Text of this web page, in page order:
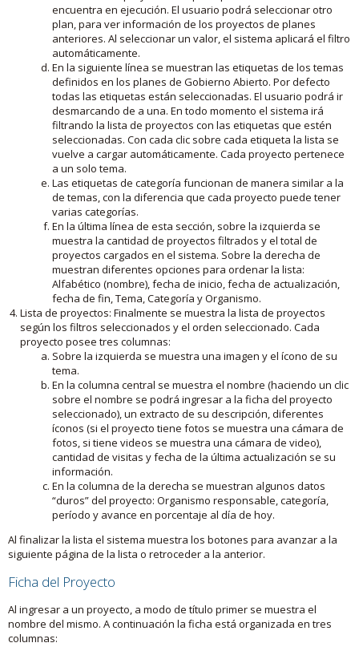
encuentra en ejecución. El usuario podrá seleccionar otro
plan, para ver información de los proyectos de planes
anteriores. Al seleccionar un valor, el sistema aplicará el filtro
automáticamente.
En la siguiente línea se muestran las etiquetas de los temas
definidos en los planes de Gobierno Abierto. Por defecto
todas las etiquetas están seleccionadas. El usuario podrá ir
desmarcando de a una. En todo momento el sistema irá
filtrando la lista de proyectos con las etiquetas que estén
seleccionadas. Con cada clic sobre cada etiqueta la lista se
vuelve a cargar automáticamente. Cada proyecto pertenece
a un solo tema.
Las etiquetas de categoría funcionan de manera similar a la
de temas, con la diferencia que cada proyecto puede tener
varias categorías.
En la última línea de esta sección, sobre la izquierda se
muestra la cantidad de proyectos filtrados y el total de
proyectos cargados en el sistema. Sobre la derecha de
muestran diferentes opciones para ordenar la lista:
Alfabético (nombre), fecha de inicio, fecha de actualización,
fecha de fin, Tema, Categoría y Organismo.
Lista de proyectos: Finalmente se muestra la lista de proyectos
según los filtros seleccionados y el orden seleccionado. Cada
proyecto posee tres columnas:
Sobre la izquierda se muestra una imagen y el ícono de su
tema.
En la columna central se muestra el nombre (haciendo un clic
sobre el nombre se podrá ingresar a la ficha del proyecto
seleccionado), un extracto de su descripción, diferentes
íconos (si el proyecto tiene fotos se muestra una cámara de
fotos, si tiene videos se muestra una cámara de video),
cantidad de visitas y fecha de la última actualización se su
información.
En la columna de la derecha se muestran algunos datos
“duros” del proyecto: Organismo responsable, categoría,
período y avance en porcentaje al día de hoy.
Al finalizar la lista el sistema muestra los botones para avanzar a la
siguiente página de la lista o retroceder a la anterior.
Ficha del Proyecto
Al ingresar a un proyecto, a modo de título primer se muestra el
nombre del mismo. A continuación la ficha está organizada en tres
columnas: